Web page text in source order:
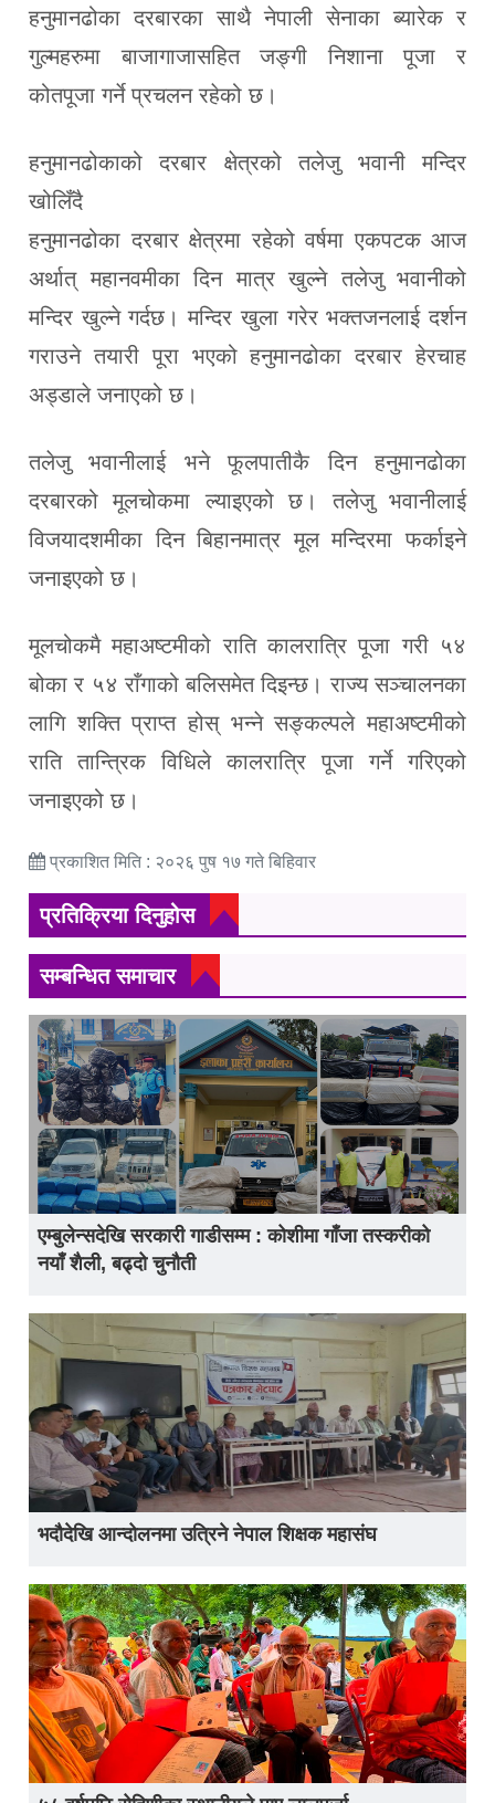
हनुमानढोका दरबारका साथै नेपाली सेनाका ब्यारेक र
गुल्महरुमा बाजागाजासहित जङ्गी निशाना पूजा र
कोतपूजा गर्ने प्रचलन रहेको छ।
हनुमानढोकाको दरबार क्षेत्रको तलेजु भवानी मन्दिर
खोलिँदै
हनुमानढोका दरबार क्षेत्रमा रहेको वर्षमा एकपटक आज
अर्थात् महानवमीका दिन मात्र खुल्ने तलेजु भवानीको
मन्दिर खुल्ने गर्दछ। मन्दिर खुला गरेर भक्तजनलाई दर्शन
गराउने तयारी पूरा भएको हनुमानढोका दरबार हेरचाह
अड्डाले जनाएको छ।
तलेजु भवानीलाई भने फूलपातीकै दिन हनुमानढोका
दरबारको मूलचोकमा ल्याइएको छ। तलेजु भवानीलाई
विजयादशमीका दिन बिहानमात्र मूल मन्दिरमा फर्काइने
जनाइएको छ।
मूलचोकमै महाअष्टमीको राति कालरात्रि पूजा गरी ५४
बोका र ५४ राँगाको बलिसमेत दिइन्छ। राज्य सञ्चालनका
लागि शक्ति प्राप्त होस् भन्ने सङ्कल्पले महाअष्टमीको
राति तान्त्रिक विधिले कालरात्रि पूजा गर्ने गरिएको
जनाइएको छ।
प्रकाशित मिति : २०२६ पुष १७ गते बिहिवार
प्रतिक्रिया दिनुहोस
सम्बन्धित समाचार
एम्बुलेन्सदेखि सरकारी गाडीसम्म : कोशीमा गाँजा तस्करीको
नयाँ शैली, बढ्दो चुनौती
भदौदेखि आन्दोलनमा उत्रिने नेपाल शिक्षक महासंघ